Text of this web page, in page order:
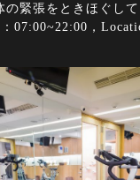
の緊張をときほぐして
07:00~22:00，